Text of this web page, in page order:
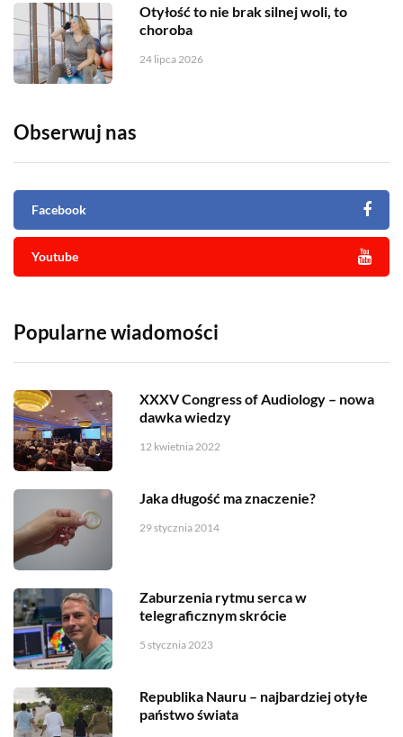
Otyłość to nie brak silnej woli, to
choroba
24 lipca 2026
Obserwuj nas
Facebook
Youtube
Popularne wiadomości
XXXV Congress of Audiology – nowa
dawka wiedzy
12 kwietnia 2022
Jaka długość ma znaczenie?
29 stycznia 2014
Zaburzenia rytmu serca w
telegraficznym skrócie
5 stycznia 2023
Republika Nauru – najbardziej otyłe
państwo świata